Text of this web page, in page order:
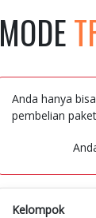
MODE
Anda hanya
pembelian
Kelompok